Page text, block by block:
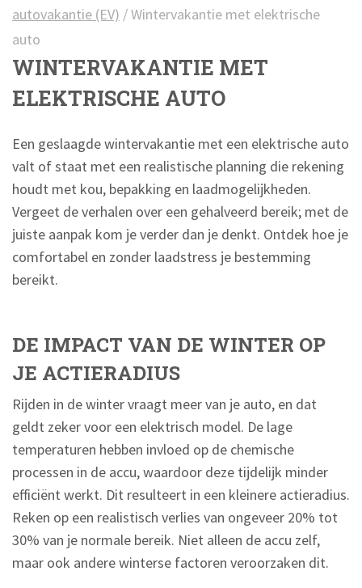
autovakantie (EV) /Wintervakantie met elektrische
auto
WINTERVAKANTIE MET
ELEKTRISCHE AUTO
Een geslaagde wintervakantie met een elektrische auto
valt of staat met een realistische planning die rekening
houdt met kou, bepakking en laadmogelijkheden.
Vergeet de verhalen over een gehalveerd bereik; met de
juiste aanpak kom je verder dan je denkt. Ontdek hoe je
comfortabel en zonder laadstress je bestemming
bereikt.
DE IMPACT VAN DE WINTER OP
JE ACTIERADIUS
Rijden in de winter vraagt meer van je auto, en dat
geldt zeker voor een elektrisch model. De lage
temperaturen hebben invloed op de chemische
processen in de accu, waardoor deze tijdelijk minder
efficiënt werkt. Dit resulteert in een kleinere actieradius.
Reken op een realistisch verlies van ongeveer 20% tot
30% van je normale bereik. Niet alleen de accu zelf,
maar ook andere winterse factoren veroorzaken dit.